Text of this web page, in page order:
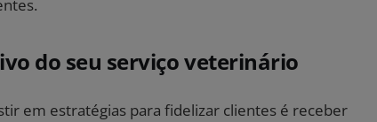
do seu serviço veterinário​
em estratégias para fidelizar clientes é receber